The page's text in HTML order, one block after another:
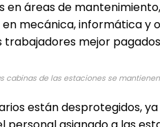
en áreas de
mecánica, informática y
mejor
cabinas de las estaciones se
están desprotegidos,